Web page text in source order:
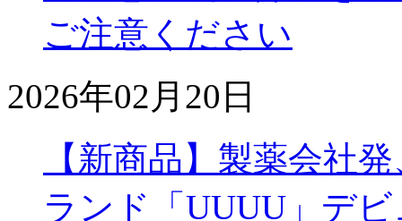
ご注意ください
2026年02月20日
【新商品】製薬会社
ランド「UUUU」デ